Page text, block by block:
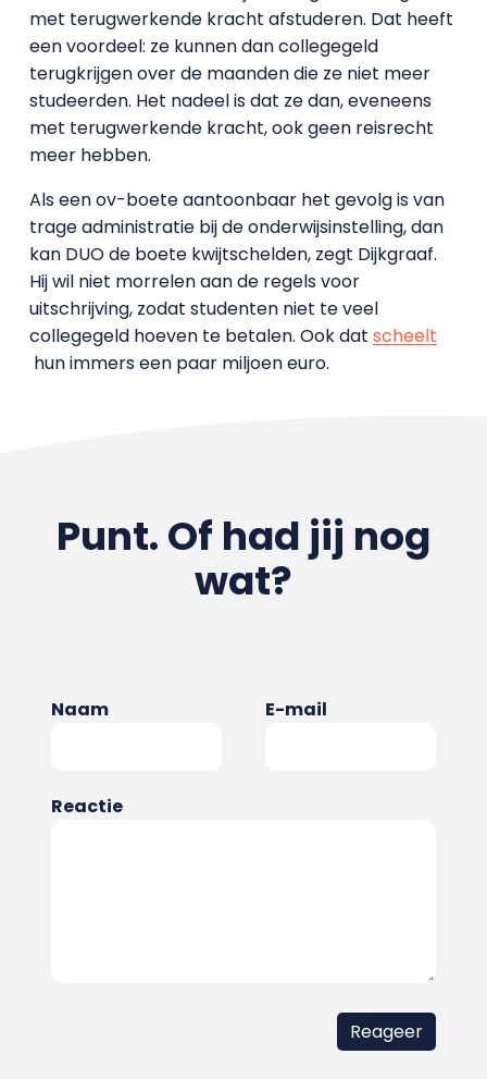
met terugwerkende kracht afstuderen. Dat heeft
een voordeel: ze kunnen dan collegegeld
terugkrijgen over de maanden die ze niet meer
studeerden. Het nadeel is dat ze dan, eveneens
met terugwerkende kracht, ook geen reisrecht
meer hebben.
Als een ov-boete aantoonbaar het gevolg is van
trage administratie bij de onderwijsinstelling, dan
kan DUO de boete kwijtschelden, zegt Dijkgraaf.
Hij wil niet morrelen aan de regels voor
uitschrijving, zodat studenten niet te veel
collegegeld hoeven te betalen. Ook dat scheelt
hun immers een paar miljoen euro.
Punt. Of had jij nog
wat?
Naam E-mail
Reactie